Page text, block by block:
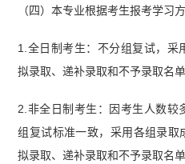
（四）本专业根据考生报考学习
1.全日制考生：不分组复试，采
拟录取、递补录取和不予录取名单
2.非全日制考生：因考生人数较
组复试标准一致，采用各组录取
拟录取、递补录取和不予录取名单